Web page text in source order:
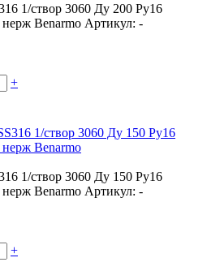
1/створ 3060 Ду 200 Ру16
Benarmo Артикул: -
+
1/створ 3060 Ду 150 Ру16
Benarmo Артикул: -
+